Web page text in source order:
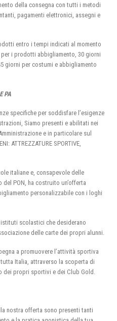
della consegna con tutti i metodi
pagamenti elettronici, assegni e
entro i tempi indicati al momento
i prodotti abbigliamento, 30 giorni
giorni per costumi e abbigliamento
PA
specifiche per soddisfare l’esigenze
Siamo presenti e abilitati nei
e in particolare sul
ATTREZZATURE SPORTIVE,
italiane e, consapevole delle
PON, ha costruito un’offerta
personalizzabile con i loghi
scolastici che desiderano
delle carte dei propri alunni.
a promuovere l’attività sportiva
Italia, attraverso la scoperta di
dei propri sportivi e dei Club Gold.
nostra offerta sono presenti tanti